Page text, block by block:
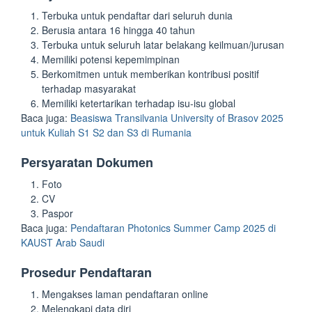
Terbuka untuk pendaftar dari seluruh dunia
Berusia antara 16 hingga 40 tahun
Terbuka untuk seluruh latar belakang keilmuan/jurusan
Memiliki potensi kepemimpinan
Berkomitmen untuk memberikan kontribusi positif
terhadap masyarakat
Memiliki ketertarikan terhadap isu-isu global
Baca juga: Beasiswa Transilvania University of Brasov 2025
untuk Kuliah S1 S2 dan S3 di Rumania
Persyaratan Dokumen
Foto
CV
Paspor
Baca juga: Pendaftaran Photonics Summer Camp 2025 di
KAUST Arab Saudi
Prosedur Pendaftaran
Mengakses laman pendaftaran online
Melengkapi data diri